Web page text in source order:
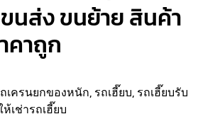
นส่ง ขนย้าย สินค้า
คาถูก
เครนยกของหนัก, รถเฮี๊ยบ, รถเฮี๊ยบรับ
ห้เช่ารถเฮี๊ยบ